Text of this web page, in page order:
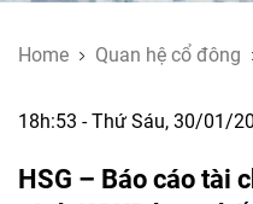
Home Quan hệ cổ đông
18h:53 - Thứ Sáu, 30/01/
HSG – Báo cáo tài